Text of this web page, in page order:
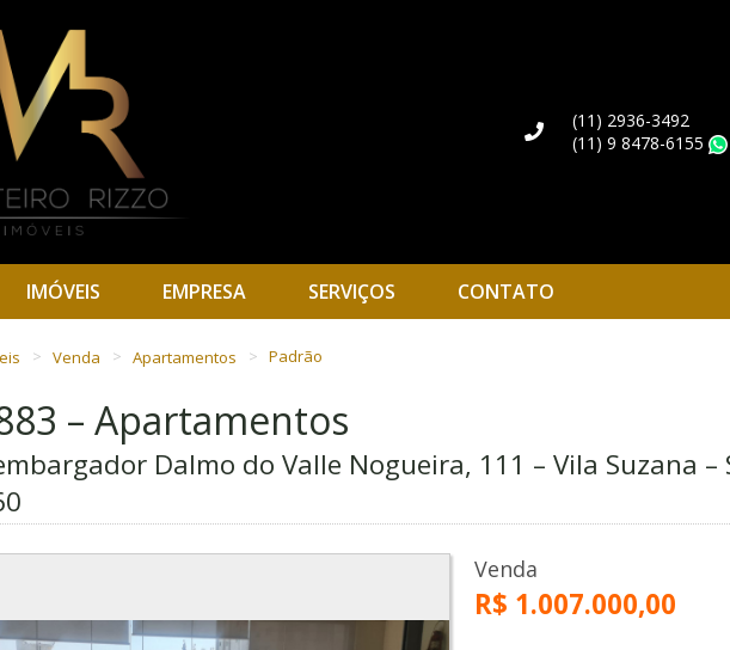
(11) 2936-3492
(11) 9 8478-6155
IMÓVEIS EMPRESA SERVIÇOS CONTATO
Venda Apartamentos Padrão
– Apartamentos
Dalmo do Valle Nogueira, 111 – Vila Suzana –
Venda
R$ 1.007.000,00